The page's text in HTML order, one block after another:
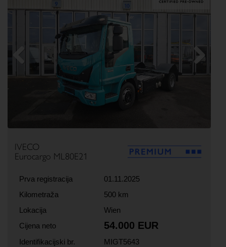
IVECO
Eurocargo ML80E21
Prva registracija
01.11.2025
Kilometraža
500 km
Lokacija
Wien
Cijena neto
54.000 EUR
Identifikacijski br. MIGT5643